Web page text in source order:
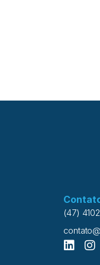
carvão ativado é uma
tratamento de água
poderá ser
(47)